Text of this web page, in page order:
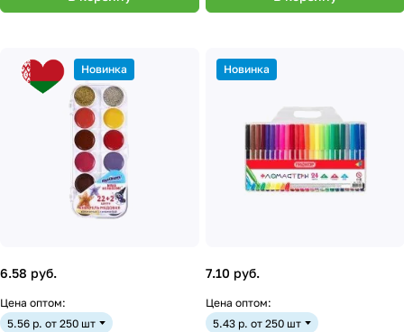
Новинка
6.58 руб.
Цена оптом:
5.56 р. от 250 шт
Новинка
7.10 руб.
Цена оптом:
5.43 р. от 250 шт